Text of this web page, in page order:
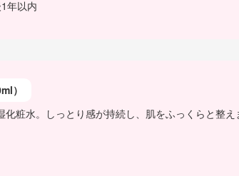
年以内
）
粧水。しっとり感が持続し、肌をふっくらと整え